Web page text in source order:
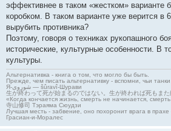
эффективнее в таком «жестком» варианте
коробком. В таком варианте уже верится в
вырубить противника?
Поэтому, говоря о техниках рукопашного
исторические, культурные особенности. В
культуры.
Альтернативка - книга о том, что могло бы быть.
Прежде, чем писать альтернативку - вспомни, чьи
Я-شوروی — šûravî-Шурави
生が終わって死が始まるのではない。生が終われば死もまた
«Когда кончается жизнь, смерть не начинается,
寺山修司 Тэраяма Сюудзи
Лучшая месть - забвение, оно похоронит врага в прахе
Грасиан-и-Моралес